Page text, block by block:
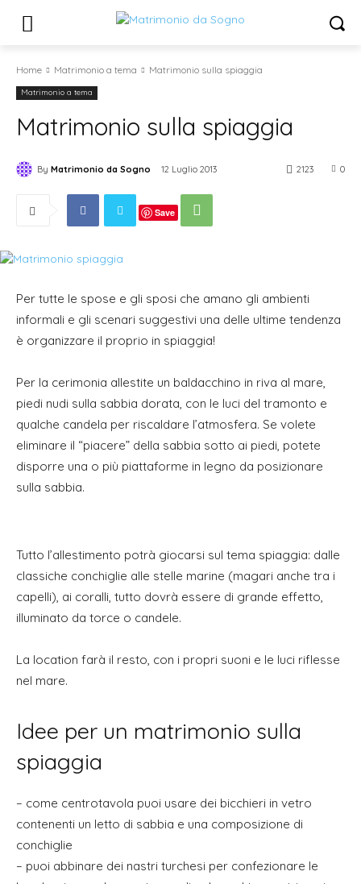
Home Matrimonio a tema Matrimonio sulla spiaggia
Matrimonio a tema
Matrimonio sulla spiaggia
By Matrimonio da Sogno 12 Luglio 2013 0
2123
Save
Per tutte le spose e gli sposi che amano gli ambienti
informali e gli scenari suggestivi una delle ultime tendenza
è organizzare il proprio in spiaggia!
Per la cerimonia allestite un baldacchino in riva al mare,
piedi nudi sulla sabbia dorata, con le luci del tramonto e
qualche candela per riscaldare l’atmosfera. Se volete
eliminare il “piacere” della sabbia sotto ai piedi, potete
disporre una o più piattaforme in legno da posizionare
sulla sabbia.
Tutto l’allestimento potrà giocarsi sul tema spiaggia: dalle
classiche conchiglie alle stelle marine (magari anche tra i
capelli), ai coralli, tutto dovrà essere di grande effetto,
illuminato da torce o candele.
La location farà il resto, con i propri suoni e le luci riflesse
nel mare.
Idee per un matrimonio sulla
spiaggia
– come centrotavola puoi usare dei bicchieri in vetro
contenenti un letto di sabbia e una composizione di
conchiglie
– puoi abbinare dei nastri turchesi per confezionare le